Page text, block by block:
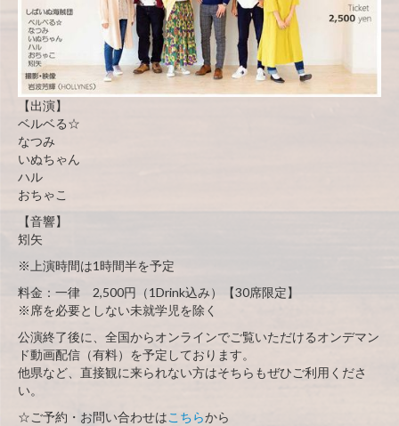
【出演】
ベルベる☆
なつみ
いぬちゃん
ハル
おちゃこ
【音響】
矧矢
※上演時間は1時間半を予定
料金：一律 2,500円（1Drink込み）【30席限定】
※席を必要としない未就学児を除く
公演終了後に、全国からオンラインでご覧いただけるオンデマン
ド動画配信（有料）を予定しております。
他県など、直接観に来られない方はそちらもぜひご利用くださ
い。
☆ご予約・お問い合わせはこちらから